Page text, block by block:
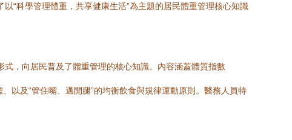
“科學管理體重，共享健康生活”為主題的居民體重管理核心知識
，向居民普及了體重管理的核心知識。內容涵蓋體質指數
以及“管住嘴、邁開腿”的均衡飲食與規律運動原則。醫務人員特